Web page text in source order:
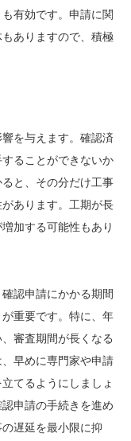
有効です。申請に関
ありますので、積極
を与えます。確認済
ることができないか
と、その分だけ工事
あります。工期が長
加する可能性もあり
認申請にかかる期間
重要です。特に、年
審査期間が長くなる
早めに専門家や申請
てるようにしましょ
申請の手続きを進め
遅延を最小限に抑